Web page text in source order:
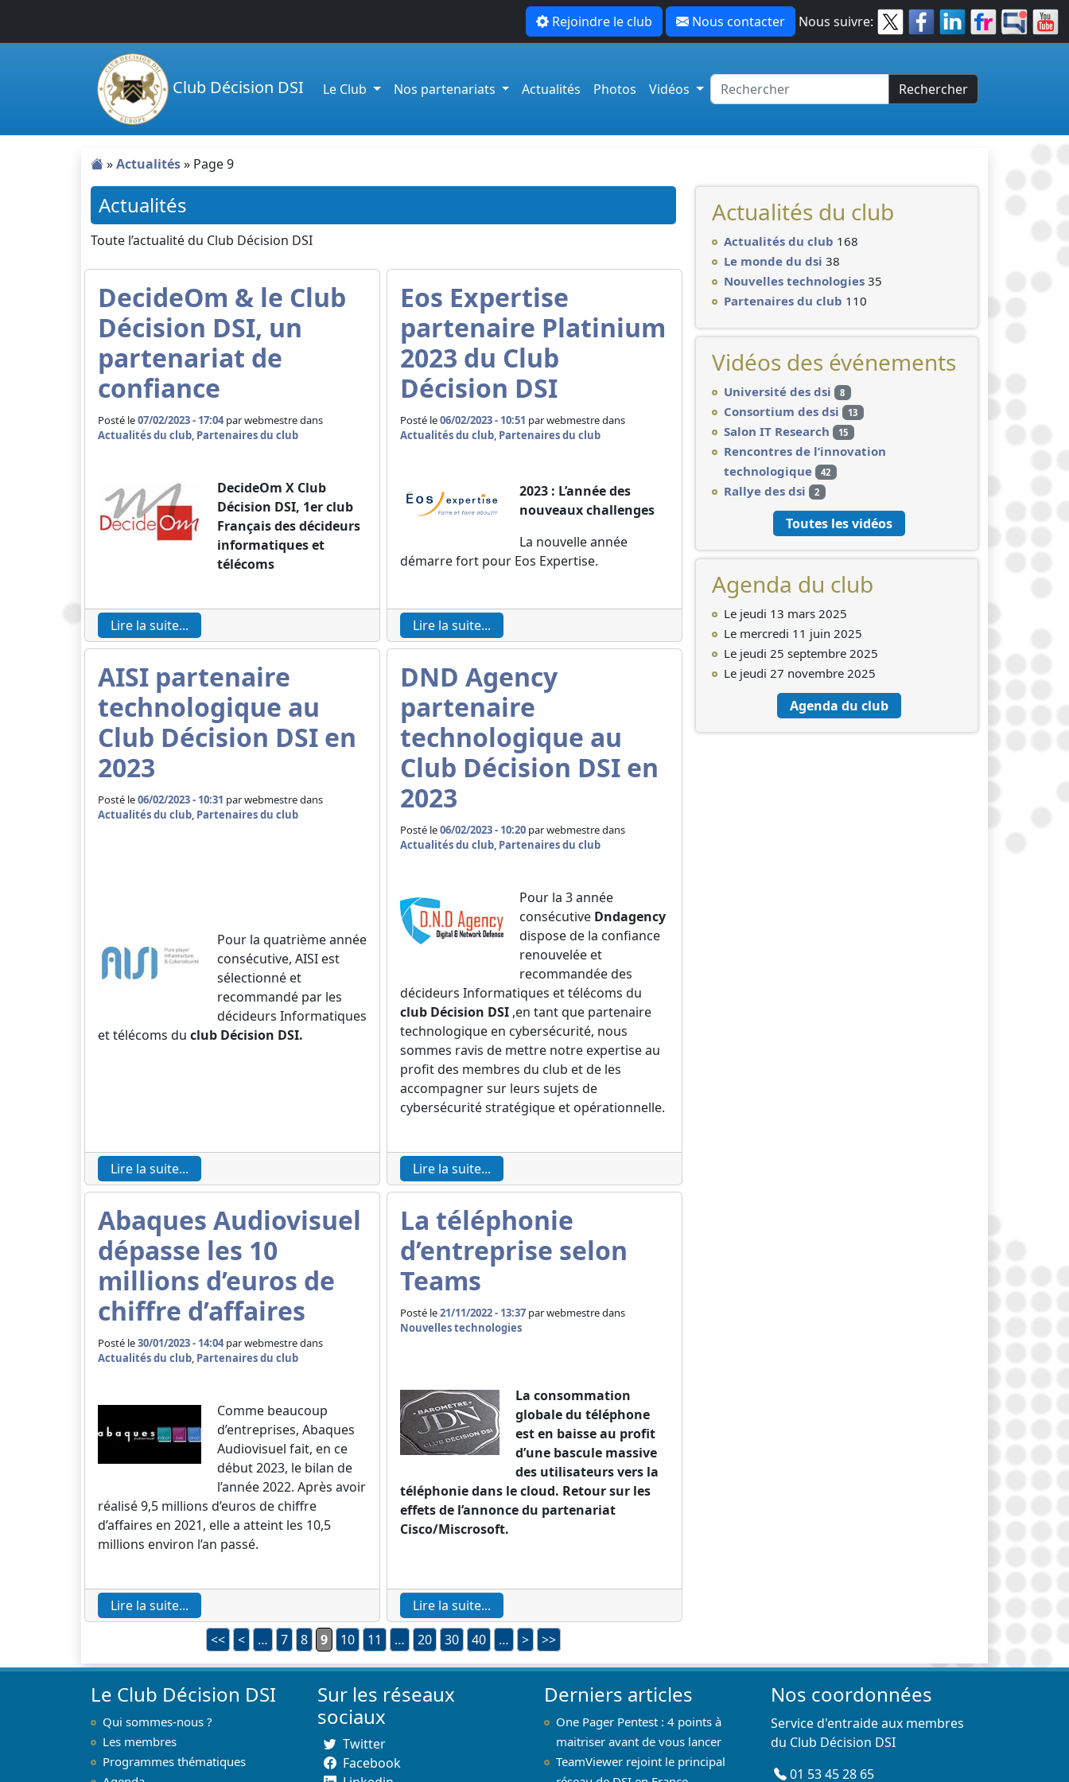
Rejoindre le club Nous contacter Nous suivre:
Club Décision DSI Le Club Nos partenariats Actualités Photos Vidéos Rechercher
»Actualités» Page 9
Actualités
Toute l’actualité du Club Décision DSI
DecideOm & le Club
Décision DSI, un
partenariat de
confiance
Posté le07/02/2023 - 17:04 parwebmestre dans
Actualités du club, Partenaires du club
DecideOm X Club
Décision DSI, 1er club
Français des décideurs
informatiques et
télécoms
Lire la suite...
Eos Expertise
partenaire Platinium
2023 du Club
Décision DSI
Posté le06/02/2023 - 10:51 parwebmestre dans
Actualités du club, Partenaires du club
2023 : L’année des
nouveaux challenges
La nouvelle année
démarre fort pour Eos Expertise.
Lire la suite...
AISI partenaire
technologique au
Club Décision DSI en
2023
Posté le06/02/2023 - 10:31 parwebmestre dans
Actualités du club, Partenaires du club
Pour la quatrième année
consécutive, AISI est
sélectionné et
recommandé par les
décideurs Informatiques
et télécoms du club Décision DSI.
Lire la suite...
DND Agency
partenaire
technologique au
Club Décision DSI en
2023
Posté le06/02/2023 - 10:20 parwebmestre dans
Actualités du club, Partenaires du club
Pour la 3 année
consécutive Dndagency
dispose de la confiance
renouvelée et
recommandée des
décideurs Informatiques et télécoms du
club Décision DSI ,en tant que partenaire
technologique en cybersécurité, nous
sommes ravis de mettre notre expertise au
profit des membres du club et de les
accompagner sur leurs sujets de
cybersécurité stratégique et opérationnelle.
Lire la suite...
Abaques Audiovisuel
dépasse les 10
millions d’euros de
chiffre d’affaires
Posté le30/01/2023 - 14:04 parwebmestre dans
Actualités du club, Partenaires du club
Comme beaucoup
d’entreprises, Abaques
Audiovisuel fait, en ce
début 2023, le bilan de
l’année 2022. Après avoir
réalisé 9,5 millions d’euros de chiffre
d’affaires en 2021, elle a atteint les 10,5
millions environ l’an passé.
Lire la suite...
La téléphonie
d’entreprise selon
Teams
Posté le21/11/2022 - 13:37 parwebmestre dans
Nouvelles technologies
La consommation
globale du téléphone
est en baisse au profit
d’une bascule massive
des utilisateurs vers la
téléphonie dans le cloud. Retour sur les
effets de l’annonce du partenariat
Cisco/Miscrosoft.
Lire la suite...
<<
< … 7 8 9 10 11 … 20 30 40 … > >>
Actualités du club
Actualités du club 168
Le monde du dsi 38
Nouvelles technologies 35
Partenaires du club 110
Vidéos des événements
Université des dsi 8
Consortium des dsi 13
Salon IT Research 15
Rencontres de l’innovation
technologique
42
Rallye des dsi 2
Toutes les vidéos
Agenda du club
Le jeudi 13 mars 2025
Le mercredi 11 juin 2025
Le jeudi 25 septembre 2025
Le jeudi 27 novembre 2025
Agenda du club
Le Club Décision DSI
Qui sommes-nous ?
Les membres
Programmes thématiques
Sur les réseaux
sociaux
Twitter
Facebook
Derniers articles
One Pager Pentest : 4 points à
maitriser avant de vous lancer
TeamViewer rejoint le principal
Nos coordonnées
Service d'entraide aux membres
du Club Décision DSI
01 53 45 28 65